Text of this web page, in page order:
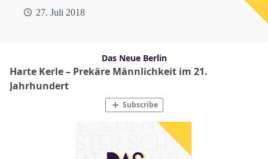
27. Juli 2018